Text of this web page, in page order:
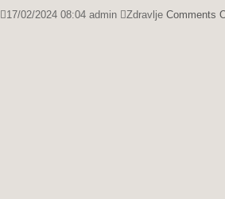
17/02/2024 08:04 admin Zdravlje Comments